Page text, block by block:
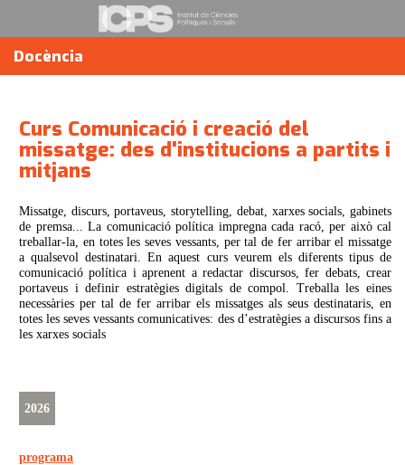
Docència
Curs Comunicació i creació del
missatge: des d'institucions a partits i
mitjans
Missatge, discurs, portaveus, storytelling, debat, xarxes socials, gabinets
de premsa... La comunicació política impregna cada racó, per això cal
treballar-la, en totes les seves vessants, per tal de fer arribar el missatge
a qualsevol destinatari. En aquest curs veurem els diferents tipus de
comunicació política i aprenent a redactar discursos, fer debats, crear
portaveus i definir estratègies digitals de compol. Treballa les eines
necessàries per tal de fer arribar els missatges als seus destinataris, en
totes les seves vessants comunicatives: des d’estratègies a discursos fins a
les xarxes socials
2026
programa